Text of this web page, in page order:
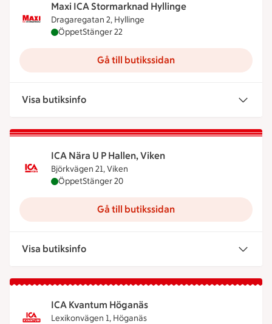
Maxi ICA Stormarknad Hyllinge
Dragaregatan 2, Hyllinge
Maxi ICA Stormarknad Hyllinge är öppen nu,
ÖppetStänger 22
Gå till butikssidan
Visa butiksinfo
ICA Nära U P Hallen, Viken
Björkvägen 21, Viken
ICA Nära U P Hallen, Viken är öppen nu, stänger
ÖppetStänger 20
Gå till butikssidan
Visa butiksinfo
ICA Kvantum Höganäs
Lexikonvägen 1, Höganäs